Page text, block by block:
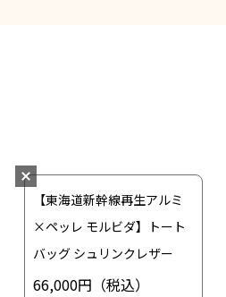
【東海道新幹線再生アルミ
×ペッレ モルビダ】トート
バッグ シュリンクレザー
66,000円 （税込）